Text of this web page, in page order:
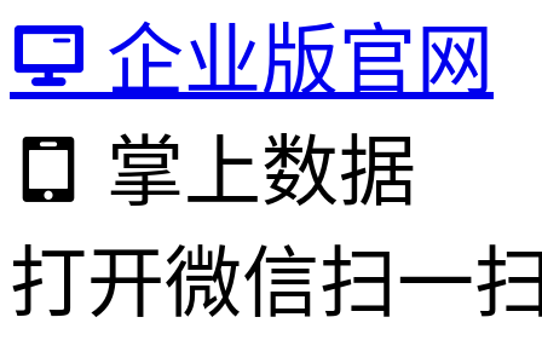
企业版官网
掌上数据
打开微信扫一